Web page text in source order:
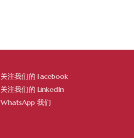
关注我们的 Facebook
关注我们的 LinkedIn
WhatsApp 我们